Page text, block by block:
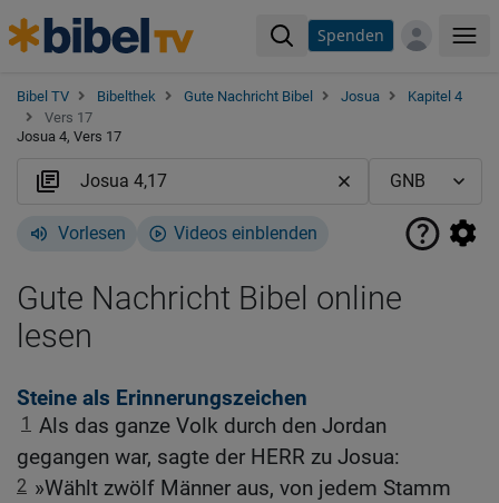
Spenden
Bibel TV Bibelthek Gute Nachricht Bibel Josua
Kapitel 4
Vers 17
Josua 4, Vers 17
Vorlesen Videos einblenden
Gute Nachricht Bibel online
lesen
Steine als Erinnerungszeichen
1 Als das ganze Volk durch den Jordan
gegangen war, sagte der HERR zu Josua:
2 »Wählt zwölf Männer aus, von jedem Stamm